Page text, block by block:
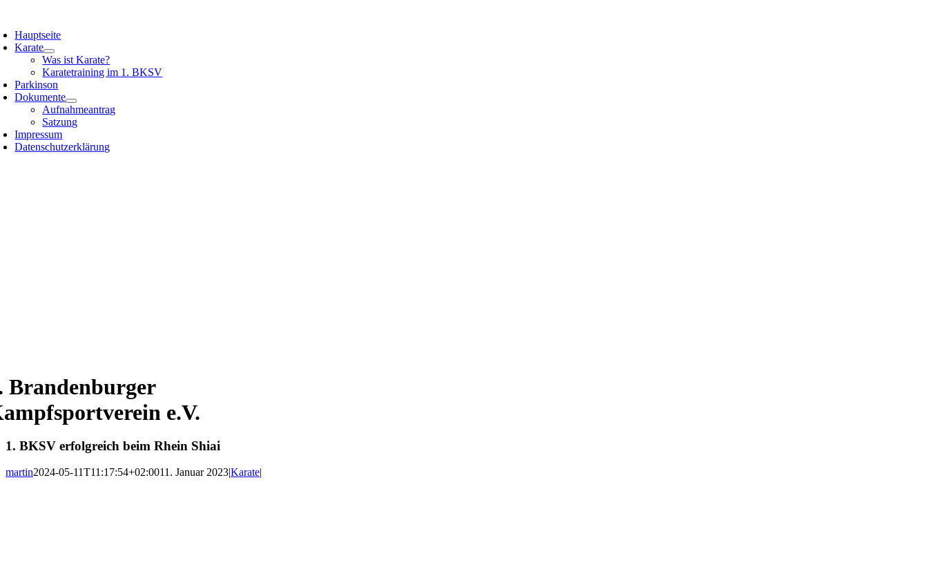
springen
Hauptseite
Karate
Was ist Karate?
Karatetraining im 1. BKSV
Parkinson
Dokumente
Aufnahmeantrag
Satzung
Impressum
Datenschutzerklärung
Brandenburger
e.V.
1. BKSV erfolgreich beim Rhein Shiai
martin2024-05-11T11:17:54+02:0011. Januar 2023|Karate|